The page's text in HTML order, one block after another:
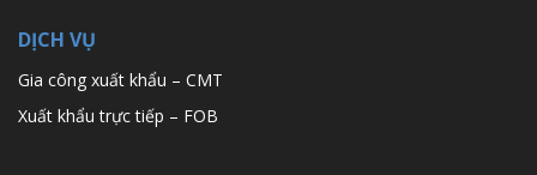
DỊCH VỤ
Gia công xuất khẩu – CMT
Xuất khẩu trực tiếp – FOB